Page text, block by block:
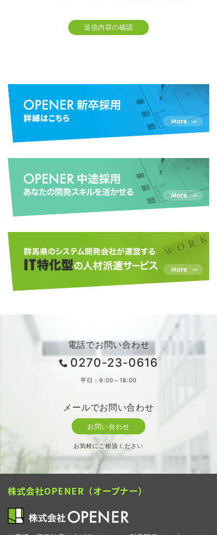
電話でお問い合わせ
0270-23-0616
平日：9:00～18:00
メールでお問い合わせ
お問い合わせ
お気軽にご相談ください
株式会社OPENER（オープナー）